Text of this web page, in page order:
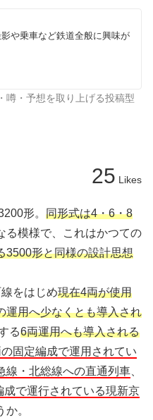
や乗車など鉄道全般に興味が
噂・予想を取り上げる投稿型
25 Likes
形。 同形式は4・6・8
る模様で、これはかつての
3500形と同様の設計思想
をはじめ現在4両が使用
運用へ少なくとも導入され
る6両運用へも導入される
固定編成で運用されてい
線・北総線への直通列車
成で運行されている現新京
。